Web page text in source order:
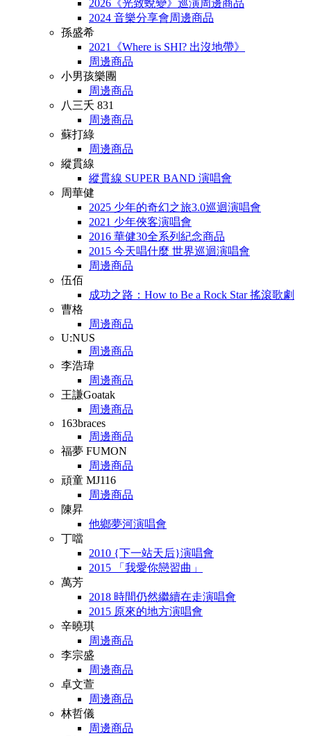
2026《光致蛻變》巡演周邊商品
2024 音樂分享會周邊商品
孫盛希
2021《Where is SHI? 出沒地帶》
周邊商品
小男孩樂團
周邊商品
八三夭 831
周邊商品
蘇打綠
周邊商品
縱貫線
縱貫線 SUPER BAND 演唱會
周華健
2025 少年的奇幻之旅3.0巡迴演唱會
2021 少年俠客演唱會
2016 華健30全系列紀念商品
2015 今天唱什麼 世界巡迴演唱會
周邊商品
伍佰
成功之路：How to Be a Rock Star 搖滾歌劇
曹格
周邊商品
U:NUS
周邊商品
李浩瑋
周邊商品
王謙Goatak
周邊商品
163braces
周邊商品
福夢 FUMON
周邊商品
頑童 MJ116
周邊商品
陳昇
他鄉夢河演唱會
丁噹
2010 {下一站天后}演唱會
2015 「我愛你戀習曲」
萬芳
2018 時間仍然繼續在走演唱會
2015 原來的地方演唱會
辛曉琪
周邊商品
李宗盛
周邊商品
卓文萱
周邊商品
林哲儀
周邊商品